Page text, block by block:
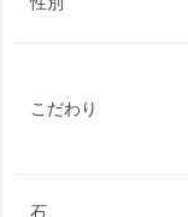
こだわり
石